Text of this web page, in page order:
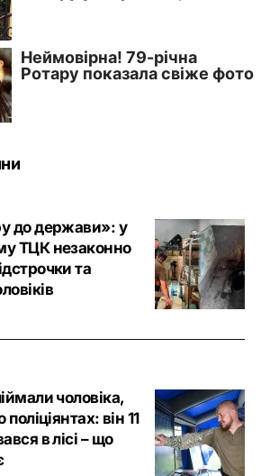
до держави»: у
ТЦК незаконно
та
чоловіка,
він 11
в лісі – що